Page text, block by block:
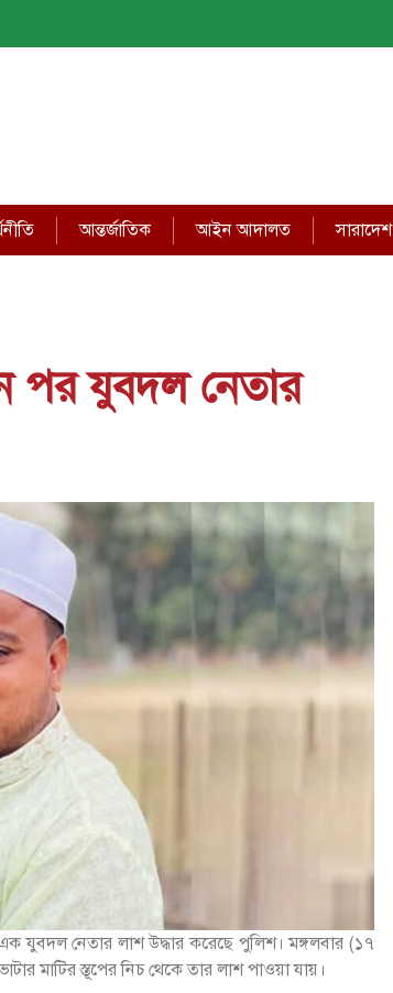
আন্তর্জাতিক আইন আদালত সারাদেশ
পর যুবদল নেতার
যুবদল নেতার লাশ উদ্ধার করেছে পুলিশ। মঙ্গলবার (১৭
মাটির স্তূপের নিচ থেকে তার লাশ পাওয়া যায়।